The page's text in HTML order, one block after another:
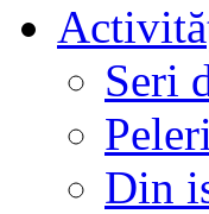
Seri
Din